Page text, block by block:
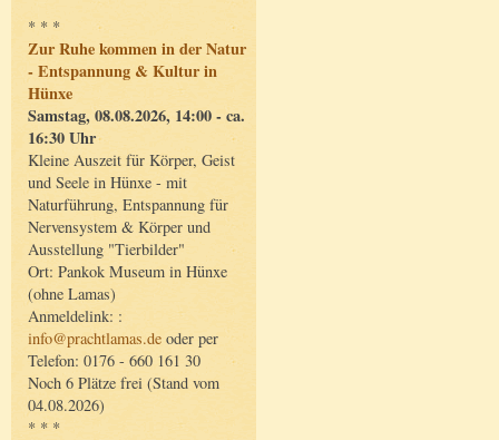
* * *
Zur Ruhe kommen in der Natur
- Entspannung & Kultur in
Hünxe
Samstag, 08.08.2026, 14:00 - ca.
16:30 Uhr
Kleine Auszeit für Körper, Geist
und Seele in Hünxe - mit
Naturführung, Entspannung für
Nervensystem & Körper und
Ausstellung "Tierbilder"
Ort: Pankok Museum in Hünxe
(ohne Lamas)
Anmeldelink: :
info@prachtlamas.de oder per
Telefon: 0176 - 660 161 30
Noch 6 Plätze frei (Stand vom
04.08.2026)
* * *